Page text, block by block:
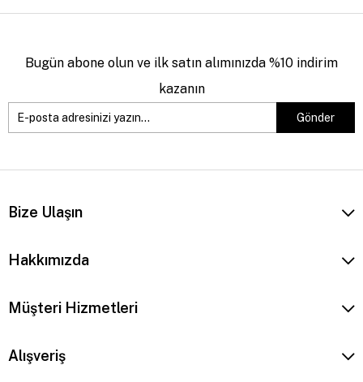
Bugün abone olun ve ilk satın alımınızda %10 indirim
kazanın
Gönder
Bize Ulaşın
Hakkımızda
Müşteri Hizmetleri
Alışveriş